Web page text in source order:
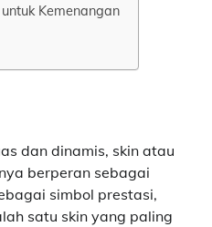
Kemenangan
dan dinamis, skin atau
berperan sebagai
simbol prestasi,
satu skin yang paling